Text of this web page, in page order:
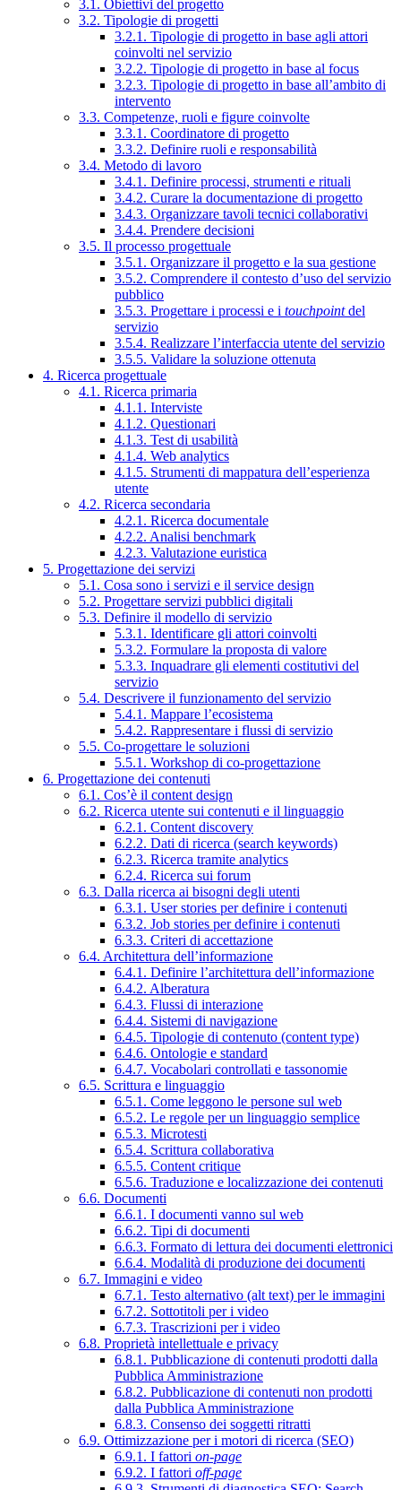
3.1. Obiettivi del progetto
3.2. Tipologie di progetti
3.2.1. Tipologie di progetto in base agli attori
coinvolti nel servizio
3.2.2. Tipologie di progetto in base al focus
3.2.3. Tipologie di progetto in base all’ambito di
intervento
3.3. Competenze, ruoli e figure coinvolte
3.3.1. Coordinatore di progetto
3.3.2. Definire ruoli e responsabilità
3.4. Metodo di lavoro
3.4.1. Definire processi, strumenti e rituali
3.4.2. Curare la documentazione di progetto
3.4.3. Organizzare tavoli tecnici collaborativi
3.4.4. Prendere decisioni
3.5. Il processo progettuale
3.5.1. Organizzare il progetto e la sua gestione
3.5.2. Comprendere il contesto d’uso del servizio
pubblico
3.5.3. Progettare i processi e i touchpointdel
servizio
3.5.4. Realizzare l’interfaccia utente del servizio
3.5.5. Validare la soluzione ottenuta
4. Ricerca progettuale
4.1. Ricerca primaria
4.1.1. Interviste
4.1.2. Questionari
4.1.3. Test di usabilità
4.1.4. Web analytics
4.1.5. Strumenti di mappatura dell’esperienza
utente
4.2. Ricerca secondaria
4.2.1. Ricerca documentale
4.2.2. Analisi benchmark
4.2.3. Valutazione euristica
5. Progettazione dei servizi
5.1. Cosa sono i servizi e il service design
5.2. Progettare servizi pubblici digitali
5.3. Definire il modello di servizio
5.3.1. Identificare gli attori coinvolti
5.3.2. Formulare la proposta di valore
5.3.3. Inquadrare gli elementi costitutivi del
servizio
5.4. Descrivere il funzionamento del servizio
5.4.1. Mappare l’ecosistema
5.4.2. Rappresentare i flussi di servizio
5.5. Co-progettare le soluzioni
5.5.1. Workshop di co-progettazione
6. Progettazione dei contenuti
6.1. Cos’è il content design
6.2. Ricerca utente sui contenuti e il linguaggio
6.2.1. Content discovery
6.2.2. Dati di ricerca (search keywords)
6.2.3. Ricerca tramite analytics
6.2.4. Ricerca sui forum
6.3. Dalla ricerca ai bisogni degli utenti
6.3.1. User stories per definire i contenuti
6.3.2. Job stories per definire i contenuti
6.3.3. Criteri di accettazione
6.4. Architettura dell’informazione
6.4.1. Definire l’architettura dell’informazione
6.4.2. Alberatura
6.4.3. Flussi di interazione
6.4.4. Sistemi di navigazione
6.4.5. Tipologie di contenuto (content type)
6.4.6. Ontologie e standard
6.4.7. Vocabolari controllati e tassonomie
6.5. Scrittura e linguaggio
6.5.1. Come leggono le persone sul web
6.5.2. Le regole per un linguaggio semplice
6.5.3. Microtesti
6.5.4. Scrittura collaborativa
6.5.5. Content critique
6.5.6. Traduzione e localizzazione dei contenuti
6.6. Documenti
6.6.1. I documenti vanno sul web
6.6.2. Tipi di documenti
6.6.3. Formato di lettura dei documenti elettronici
6.6.4. Modalità di produzione dei documenti
6.7. Immagini e video
6.7.1. Testo alternativo (alt text) per le immagini
6.7.2. Sottotitoli per i video
6.7.3. Trascrizioni per i video
6.8. Proprietà intellettuale e privacy
6.8.1. Pubblicazione di contenuti prodotti dalla
Pubblica Amministrazione
6.8.2. Pubblicazione di contenuti non prodotti
dalla Pubblica Amministrazione
6.8.3. Consenso dei soggetti ritratti
6.9. Ottimizzazione per i motori di ricerca (SEO)
6.9.1. I fattori on-page
6.9.2. I fattori off-page